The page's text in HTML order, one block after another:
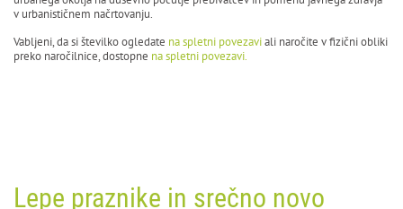
v urbanističnem načrtovanju.
Vabljeni, da si številko ogledate na spletni povezaviali naročite v fizični obliki
preko naročilnice, dostopne na spletni povezavi.
Lepe praznike in srečno novo